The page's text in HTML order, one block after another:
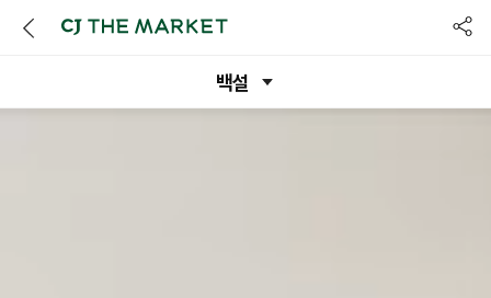
공
백설